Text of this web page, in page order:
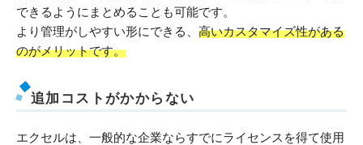
できるようにまとめることも可能です。
より管理がしやすい形にできる、 高いカスタマイズ性がある
のがメリットです。
追加コストがかからない
エクセルは、一般的な企業ならすでにライセンスを得て使用